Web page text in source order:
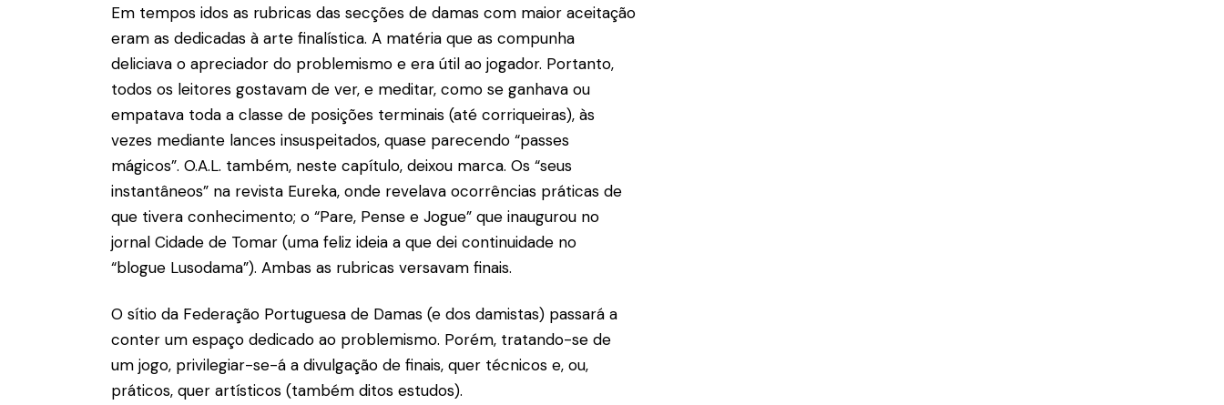
Em tempos idos as rubricas das secções de damas com maior aceitação
eram as dedicadas à arte finalística. A matéria que as compunha
deliciava o apreciador do problemismo e era útil ao jogador. Portanto,
todos os leitores gostavam de ver, e meditar, como se ganhava ou
empatava toda a classe de posições terminais (até corriqueiras), às
vezes mediante lances insuspeitados, quase parecendo “passes
mágicos”. O.A.L. também, neste capítulo, deixou marca. Os “seus
instantâneos” na revista Eureka, onde revelava ocorrências práticas de
que tivera conhecimento; o “Pare, Pense e Jogue” que inaugurou no
jornal Cidade de Tomar (uma feliz ideia a que dei continuidade no
“blogue Lusodama”). Ambas as rubricas versavam finais.
O sítio da Federação Portuguesa de Damas (e dos damistas) passará a
conter um espaço dedicado ao problemismo. Porém, tratando-se de
um jogo, privilegiar-se-á a divulgação de finais, quer técnicos e, ou,
práticos, quer artísticos (também ditos estudos).